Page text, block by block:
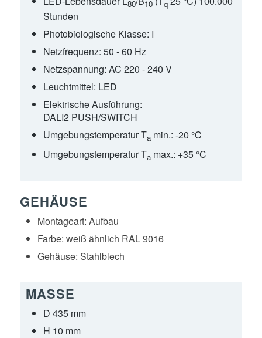
80 10 q
Stunden
Photobiologische Klasse: I
Netzfrequenz: 50 - 60 Hz
Netzspannung: AC 220 - 240 V
Leuchtmittel: LED
Elektrische Ausführung:
DALI2 PUSH/SWITCH
Umgebungstemperatur Tamin.: -20 °C
Umgebungstemperatur Tamax.: +35 °C
GEHÄUSE
Montageart: Aufbau
Farbe: weiß ähnlich RAL 9016
Gehäuse: Stahlblech
MASSE
D 435 mm
H 10 mm